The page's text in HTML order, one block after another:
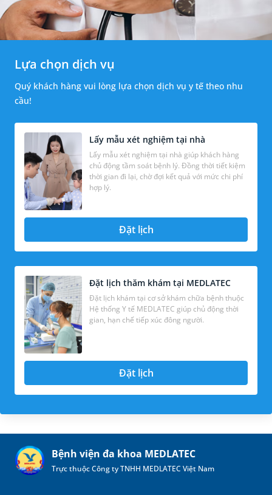
Lựa chọn dịch vụ
Quý khách hàng vui lòng lựa chọn dịch vụ y tế theo nhu
cầu!
Lấy mẫu xét nghiệm tại nhà
Lấy mẫu xét nghiệm tại nhà giúp khách hàng
chủ động tầm soát bệnh lý. Đồng thời tiết kiệm
thời gian đi lại, chờ đợi kết quả với mức chi phí
hợp lý.
Đặt lịch
Đặt lịch thăm khám tại MEDLATEC
Đặt lịch khám tại cơ sở khám chữa bệnh thuộc
Hệ thống Y tế MEDLATEC giúp chủ động thời
gian, hạn chế tiếp xúc đông người.
Đặt lịch
Bệnh viện đa khoa MEDLATEC
Trực thuộc Công ty TNHH MEDLATEC Việt Nam